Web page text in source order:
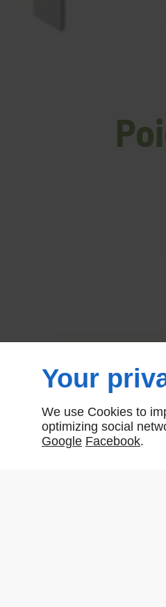
Your
We use Cookies to
optimizing social
Google Facebook.